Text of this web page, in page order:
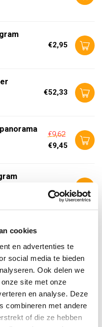
cookies
en advertenties te
social media te bieden
Ook delen we
site met onze
en analyse. Deze
combineren met andere
of die ze hebben
€2,95
€52,33
€9,62
€9,45
Neem contact op
je graag verder!